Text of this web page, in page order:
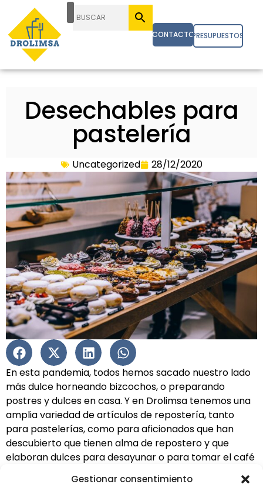
Gestionar consentimiento
CONTACTOPRESUPUESTOS
Desechables para
pastelería
Uncategorized 28/12/2020
En esta pandemia, todos hemos sacado nuestro lado
más dulce horneando bizcochos, o preparando
postres y dulces en casa. Y en Drolimsa tenemos una
amplia variedad de artículos de repostería, tanto
para pastelerías, como para aficionados que han
descubierto que tienen alma de repostero y que
elaboran dulces para desayunar o para tomar el café